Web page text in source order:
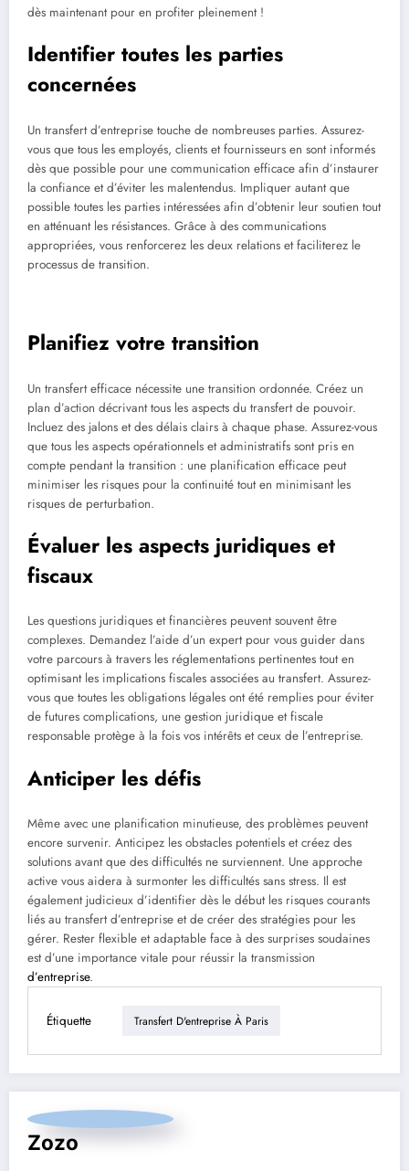
dès maintenant pour en profiter pleinement !
Identifier toutes les parties
concernées
Un transfert d’entreprise touche de nombreuses parties. Assurez-
vous que tous les employés, clients et fournisseurs en sont informés
dès que possible pour une communication efficace afin d’instaurer
la confiance et d’éviter les malentendus. Impliquer autant que
possible toutes les parties intéressées afin d’obtenir leur soutien tout
en atténuant les résistances. Grâce à des communications
appropriées, vous renforcerez les deux relations et faciliterez le
processus de transition.
Planifiez votre transition
Un transfert efficace nécessite une transition ordonnée. Créez un
plan d’action décrivant tous les aspects du transfert de pouvoir.
Incluez des jalons et des délais clairs à chaque phase. Assurez-vous
que tous les aspects opérationnels et administratifs sont pris en
compte pendant la transition : une planification efficace peut
minimiser les risques pour la continuité tout en minimisant les
risques de perturbation.
Évaluer les aspects juridiques et
fiscaux
Les questions juridiques et financières peuvent souvent être
complexes. Demandez l’aide d’un expert pour vous guider dans
votre parcours à travers les réglementations pertinentes tout en
optimisant les implications fiscales associées au transfert. Assurez-
vous que toutes les obligations légales ont été remplies pour éviter
de futures complications, une gestion juridique et fiscale
responsable protège à la fois vos intérêts et ceux de l’entreprise.
Anticiper les défis
Même avec une planification minutieuse, des problèmes peuvent
encore survenir. Anticipez les obstacles potentiels et créez des
solutions avant que des difficultés ne surviennent. Une approche
active vous aidera à surmonter les difficultés sans stress. Il est
également judicieux d’identifier dès le début les risques courants
liés au transfert d’entreprise et de créer des stratégies pour les
gérer. Rester flexible et adaptable face à des surprises soudaines
est d’une importance vitale pour réussir la transmission
d’entreprise.
Étiquette Transfert D'entreprise À Paris
Zozo